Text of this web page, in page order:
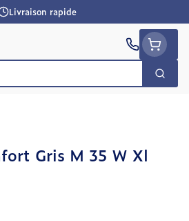
Livraison rapide
Gris M 35 W Xl